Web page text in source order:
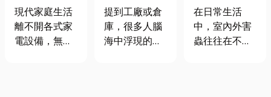
｜冷氣、冰
箱、洗衣機專
業維修
現代家庭生活
離不開各式家
電設備，無論
裝自動化其實
沒有你想像中
那麼遙遠！
提到工廠或倉
庫，很多人腦
海中浮現的畫
害蟲防治全攻
略
在日常生活
中，室內外害
蟲往往在不知